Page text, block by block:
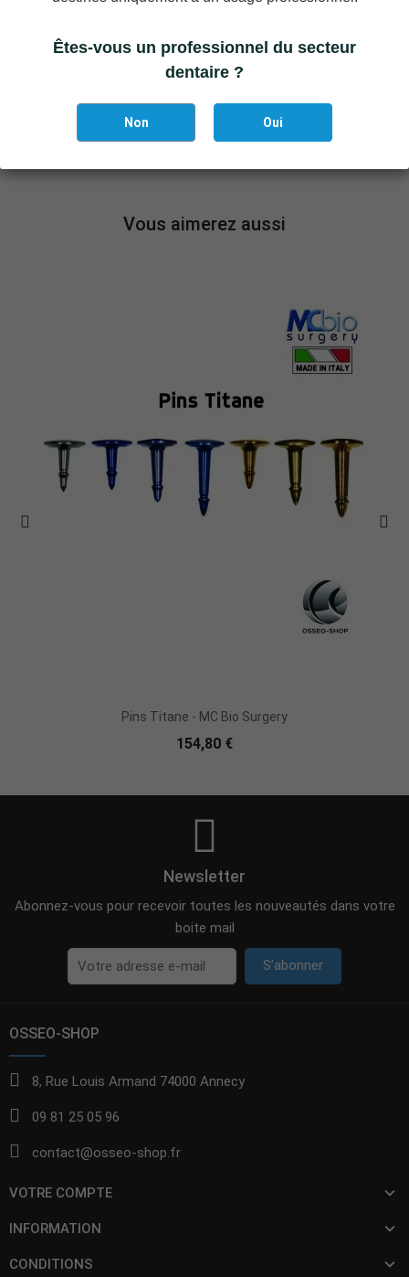
Strauss & Co
Vous aimerez aussi
Pins Titane - MC Bio Surgery
154,80 €
Êtes-vous un professionnel du secteur
dentaire ?
Non Oui
Newsletter
Abonnez-vous pour recevoir toutes les nouveautés dans votre
boite mail
S’abonner
OSSEO-SHOP
8, Rue Louis Armand 74000 Annecy
09 81 25 05 96
contact@osseo-shop.fr
VOTRE COMPTE
INFORMATION
CONDITIONS